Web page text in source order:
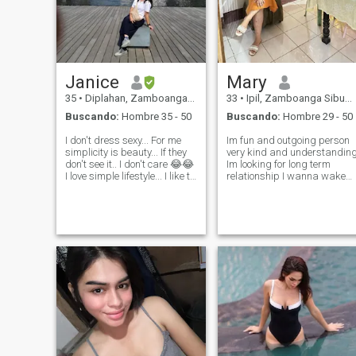
Janice
35 • Diplahan, Zamboanga Sibugay, Filipinas
Buscando: Hombre 35 - 50
I don't dress sexy... For me
simplicity is beauty... If they
don't see it.. I don't care 😂😂
I love simple lifestyle... I like to
Mary
33 • Ipil, Zamboanga Sibugay, Filipinas
Buscando: Hombre 29 - 50
Im fun and outgoing person
very kind and understanding
Im looking for long term
relationship I wanna wake
faithful, generous, loving Cha